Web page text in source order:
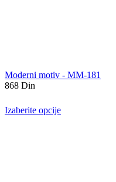
Moderni motiv - MM-181
868 Din
Izaberite opcije